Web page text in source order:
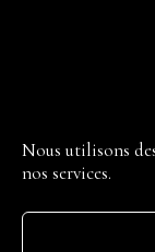
Nous utilisons
nos services.